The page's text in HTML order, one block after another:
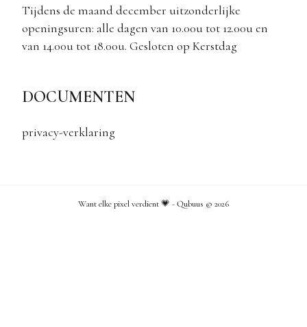
Tijdens de maand december uitzonderlijke
openingsuren: alle dagen van 10.00u tot 12.00u en
van 14.00u tot 18.00u. Gesloten op Kerstdag
DOCUMENTEN
privacy-verklaring
Want elke pixel verdient 💗 - Qubuus © 2026